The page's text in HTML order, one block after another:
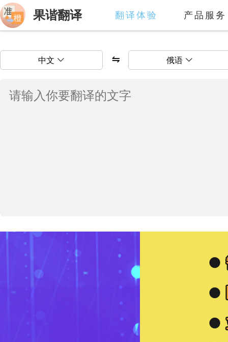
果谐翻译 翻译体验 产品服务
中文 俄语